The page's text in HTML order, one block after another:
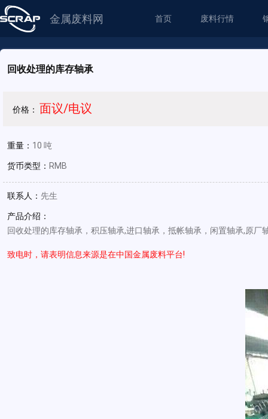
金属废料网 首页 废料行情
回收处理的库存轴承
价格： 面议/电议
重量： 10 吨
货币类型： RMB
联系人： 先生
产品介绍：
回收处理的库存轴承，积压轴承,进口轴承，抵帐轴承，闲置轴承,原
致电时，请表明信息来源是在中国金属废料平台!